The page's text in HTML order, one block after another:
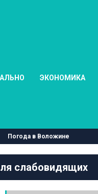
ЭКОНОМИКА
Погода в Воложине
слабовидящих